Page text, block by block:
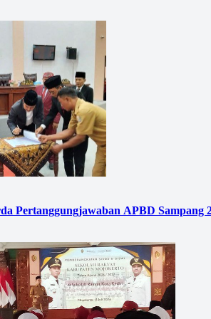
Pertanggungjawaban APBD Sampang